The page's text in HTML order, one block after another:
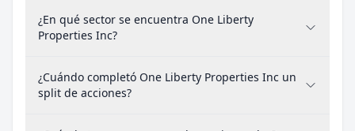
¿En qué sector se encuentra One Liberty
Properties Inc?
¿Cuándo completó One Liberty Properties Inc un
split de acciones?